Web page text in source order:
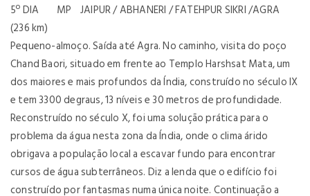
5º DIA MP JAIPUR / ABHANERI / FATEHPUR SIKRI /AGRA
(236 km)
Pequeno-almoço. Saída até Agra. No caminho, visita do poço
Chand Baori, situado em frente ao Templo Harshsat Mata, um
dos maiores e mais profundos da Índia, construído no século IX
e tem 3300 degraus, 13 níveis e 30 metros de profundidade.
Reconstruído no século X, foi uma solução prática para o
problema da água nesta zona da Índia, onde o clima árido
obrigava a população local a escavar fundo para encontrar
cursos de água subterrâneos. Diz a lenda que o edifício foi
construído por fantasmas numa única noite. Continuação a